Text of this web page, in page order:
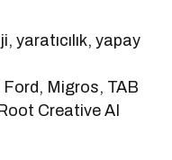
yaratıcılık, yapay
Migros, TAB
Creative AI